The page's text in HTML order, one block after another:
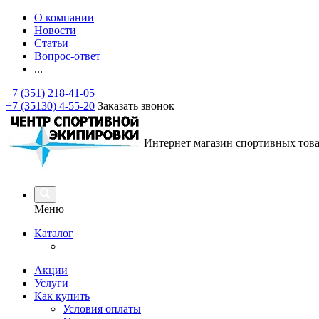
О компании
Новости
Статьи
Вопрос-ответ
...
+7 (351) 218-41-05
+7 (35130) 4-55-20 Заказать звонок
Интернет магазин спортивных
Меню
Каталог
Акции
Услуги
Как купить
Условия оплаты